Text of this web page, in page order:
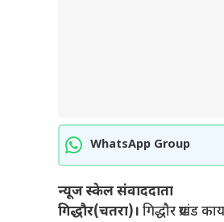
WhatsApp Group
न्यूज स्केल संवाददाता
गिद्धौर(चतरा)। गिद्धौर प्रखंड